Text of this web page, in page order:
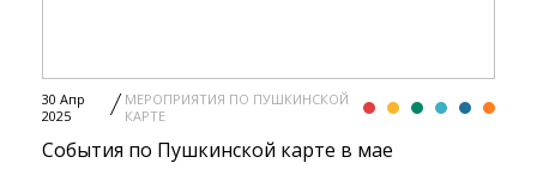
30 Апр
2025
МЕРОПРИЯТИЯ ПО ПУШКИНСКОЙ
КАРТЕ
События по Пушкинской карте в мае